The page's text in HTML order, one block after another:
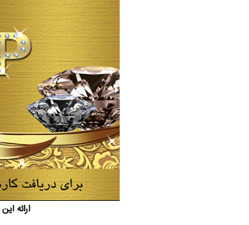
ارائهاین